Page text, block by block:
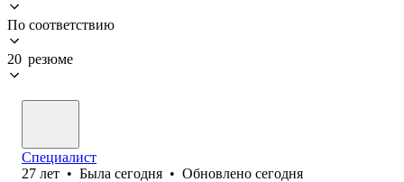
По соответствию
20 резюме
Специалист
27 лет • Была сегодня • Обновлено сегодня